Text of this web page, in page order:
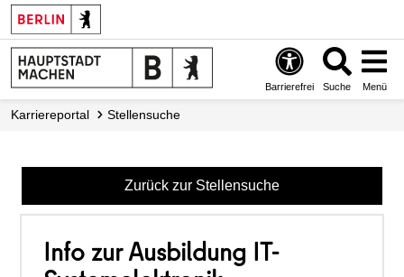
Barrierefrei Suche Menü
Karriereportal Stellensuche
Zurück zur Stellensuche
Info zur Ausbildung IT-